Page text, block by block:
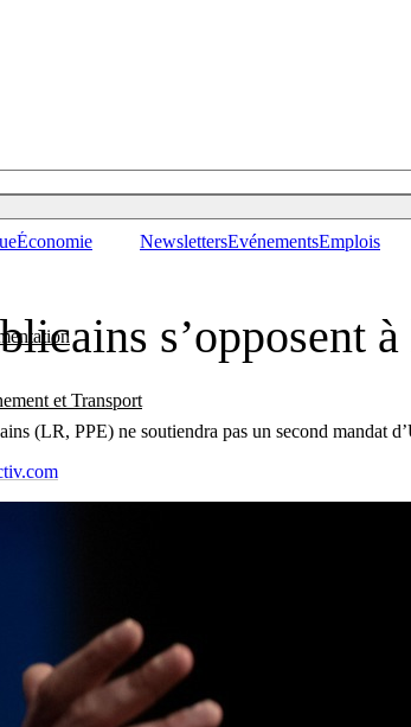
et Transport
Économie NewslettersEvénementsEmplois
s’opposent
(LR, PPE) ne soutiendra pas un second mandat